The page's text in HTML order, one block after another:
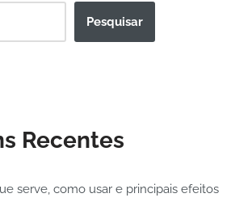
Pesquisar
Recentes
serve, como usar e principais efeitos